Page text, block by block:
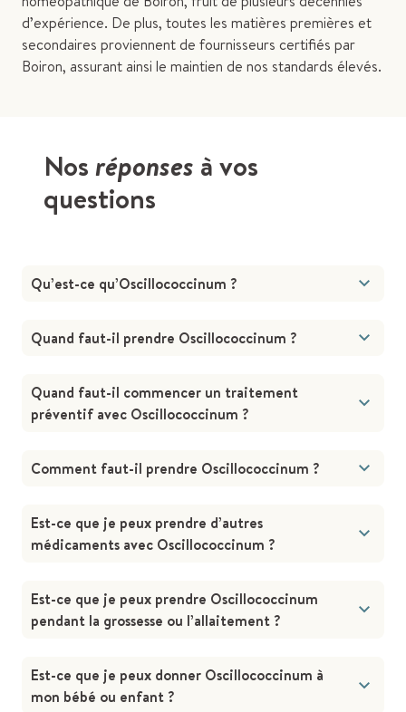
d’expérience. De plus, toutes les matières premières et
secondaires proviennent de fournisseurs certifiés par
Boiron, assurant ainsi le maintien de nos standards élevés.
Nosréponses à vos
questions
Qu’est-ce qu’Oscillococcinum ?
Quand faut-il prendre Oscillococcinum ?
Quand faut-il commencer un traitement
préventif avec Oscillococcinum ?
Comment faut-il prendre Oscillococcinum ?
Est-ce que je peux prendre d’autres
médicaments avec Oscillococcinum ?
Est-ce que je peux prendre Oscillococcinum
pendant la grossesse ou l’allaitement ?
Est-ce que je peux donner Oscillococcinum à
mon bébé ou enfant ?